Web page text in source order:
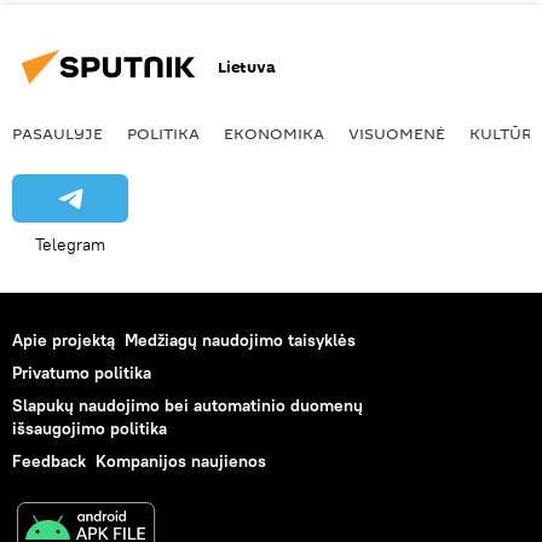
Lietuva
PASAULYJE POLITIKA EKONOMIKA VISUOMENĖ KULTŪRA
Telegram
Apie projektą Medžiagų naudojimo taisyklės
Privatumo politika
Slapukų naudojimo bei automatinio duomenų
išsaugojimo politika
Feedback Kompanijos naujienos